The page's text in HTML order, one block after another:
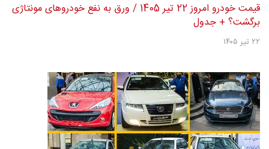
قیمت خودرو امروز 22 تیر 1405 / ورق به نفع خودروهای مونتاژی
برگشت؟ + جدول
۲۲ تیر ۱۴۰۵